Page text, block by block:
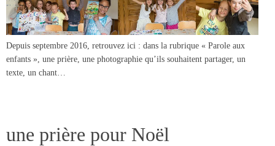
Depuis septembre 2016, retrouvez ici : dans la rubrique « Parole aux
enfants », une prière, une photographie qu’ils souhaitent partager, un
texte, un chant…
une prière pour Noël